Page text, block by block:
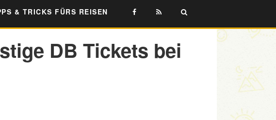
& TRICKS FÜRS REISEN
DB Tickets bei